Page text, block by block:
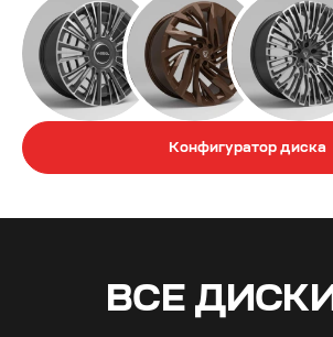
Конфигуратор диска
ВСЕ ДИСКИ